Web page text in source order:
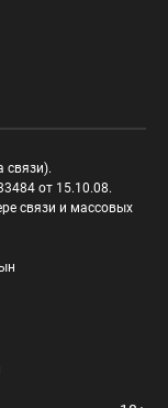
связи).
от 15.10.08.
связи и массовых